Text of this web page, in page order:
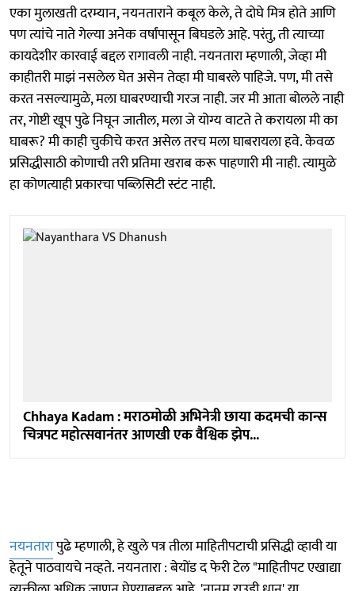
एका मुलाखती दरम्यान, नयनताराने कबूल केले, ते दोघे मित्र होते आणि
पण त्यांचे नाते गेल्या अनेक वर्षांपासून बिघडले आहे. परंतु, ती त्याच्या
कायदेशीर कारवाई बद्दल रागावली नाही. नयनतारा म्हणाली, जेव्हा मी
काहीतरी माझं नसलेल घेत असेन तेव्हा मी घाबरले पाहिजे. पण, मी तसे
करत नसल्यामुळे, मला घाबरण्याची गरज नाही. जर मी आता बोलले नाही
तर, गोष्टी खूप पुढे निघून जातील, मला जे योग्य वाटते ते करायला मी का
घाबरू? मी काही चुकीचे करत असेल तरच मला घाबरायला हवे. केवळ
प्रसिद्धीसाठी कोणाची तरी प्रतिमा खराब करू पाहणारी मी नाही. त्यामुळे
हा कोणत्याही प्रकारचा पब्लिसिटी स्टंट नाही.
Chhaya Kadam : मराठमोळी अभिनेत्री छाया कदमची कान्स
चित्रपट महोत्सवानंतर आणखी एक वैश्विक झेप...
नयनतारापुढे म्हणाली, हे खुले पत्र तीला माहितीपटाची प्रसिद्धी व्हावी या
हेतूने पाठवायचे नव्हते. नयनतारा : बेयोंड द फेरी टेल "माहितीपट एखाद्या